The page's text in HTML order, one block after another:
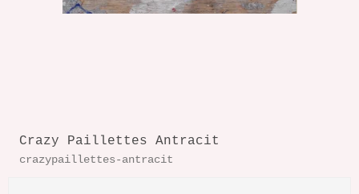
Crazy Paillettes Antracit
crazypaillettes-antracit